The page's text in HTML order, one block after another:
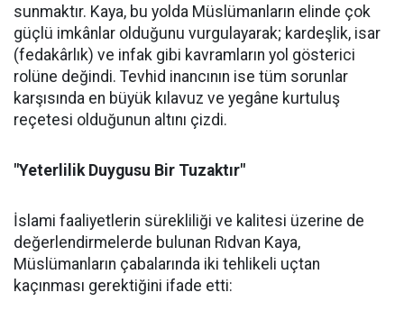
sunmaktır. Kaya, bu yolda Müslümanların elinde çok
güçlü imkânlar olduğunu vurgulayarak; kardeşlik, isar
(fedakârlık) ve infak gibi kavramların yol gösterici
rolüne değindi. Tevhid inancının ise tüm sorunlar
karşısında en büyük kılavuz ve yegâne kurtuluş
reçetesi olduğunun altını çizdi.
"Yeterlilik Duygusu Bir Tuzaktır"
İslami faaliyetlerin sürekliliği ve kalitesi üzerine de
değerlendirmelerde bulunan Rıdvan Kaya,
Müslümanların çabalarında iki tehlikeli uçtan
kaçınması gerektiğini ifade etti: